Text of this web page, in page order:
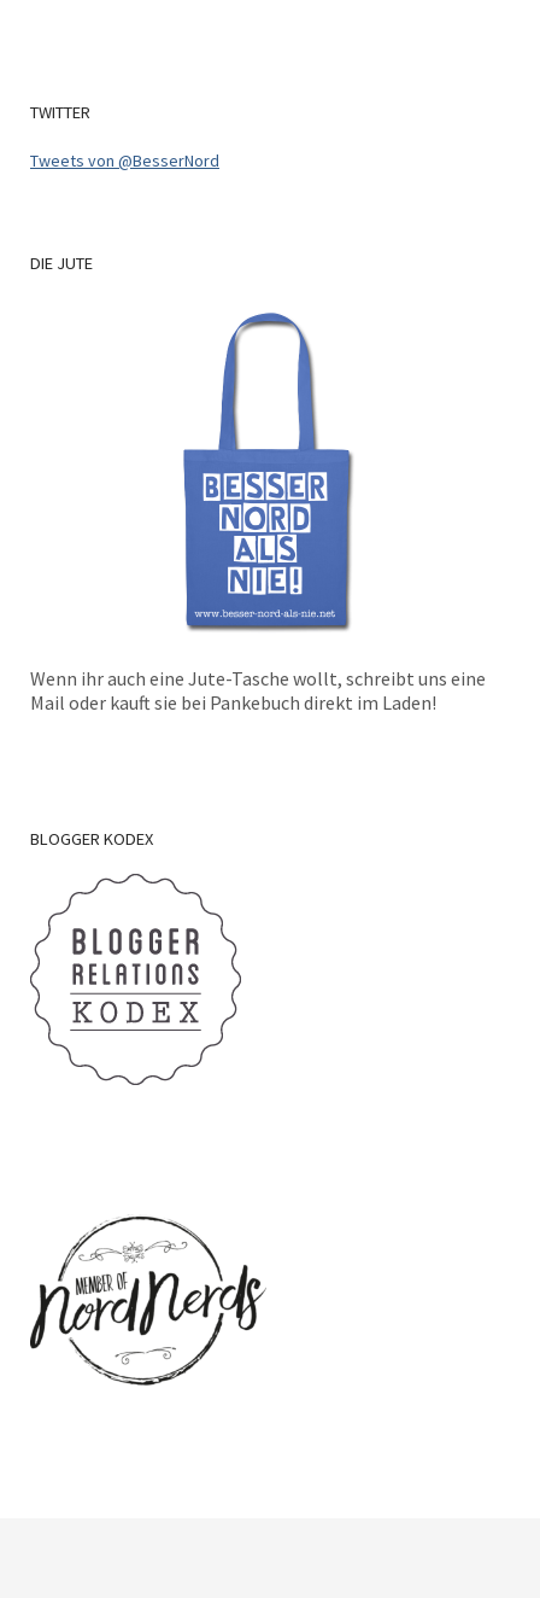
TWITTER
Tweets von @BesserNord
DIE JUTE
Wenn ihr auch eine Jute-Tasche wollt, schreibt uns eine
Mail oder kauft sie bei Pankebuch direkt im Laden!
BLOGGER KODEX